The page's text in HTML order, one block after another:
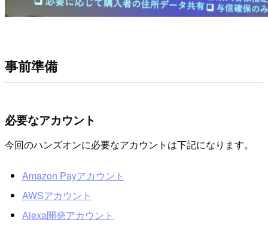
事前準備
必要なアカウント
今回のハンズオンに必要なアカウントは下記になります。
Amazon Payアカウント
AWSアカウント
Alexa開発アカウント